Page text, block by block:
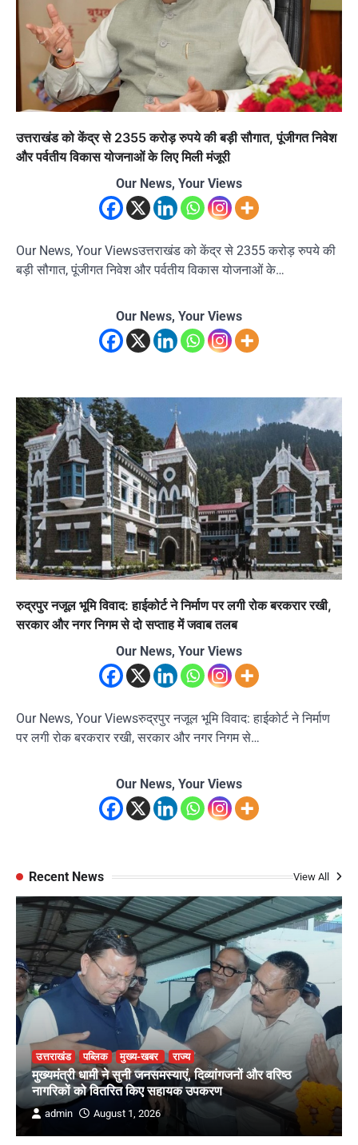
उत्तराखंड को केंद्र से 2355 करोड़ रुपये की बड़ी सौगात, पूंजीगत निवेश
और पर्वतीय विकास योजनाओं के लिए मिली मंजूरी
Our News, Your Views
Our News, Your Viewsउत्तराखंड को केंद्र से 2355 करोड़ रुपये की
बड़ी सौगात, पूंजीगत निवेश और पर्वतीय विकास योजनाओं के…
Our News, Your Views
रुद्रपुर नजूल भूमि विवाद: हाईकोर्ट ने निर्माण पर लगी रोक बरकरार रखी,
सरकार और नगर निगम से दो सप्ताह में जवाब तलब
Our News, Your Views
Our News, Your Viewsरुद्रपुर नजूल भूमि विवाद: हाईकोर्ट ने निर्माण
पर लगी रोक बरकरार रखी, सरकार और नगर निगम से…
Our News, Your Views
Recent News View All
उत्तराखंड पब्लिक मुख्य-खबर राज्य
मुख्यमंत्री धामी ने सुनी जनसमस्याएं, दिव्यांगजनों और वरिष्ठ
नागरिकों को वितरित किए सहायक उपकरण
admin August 1, 2026